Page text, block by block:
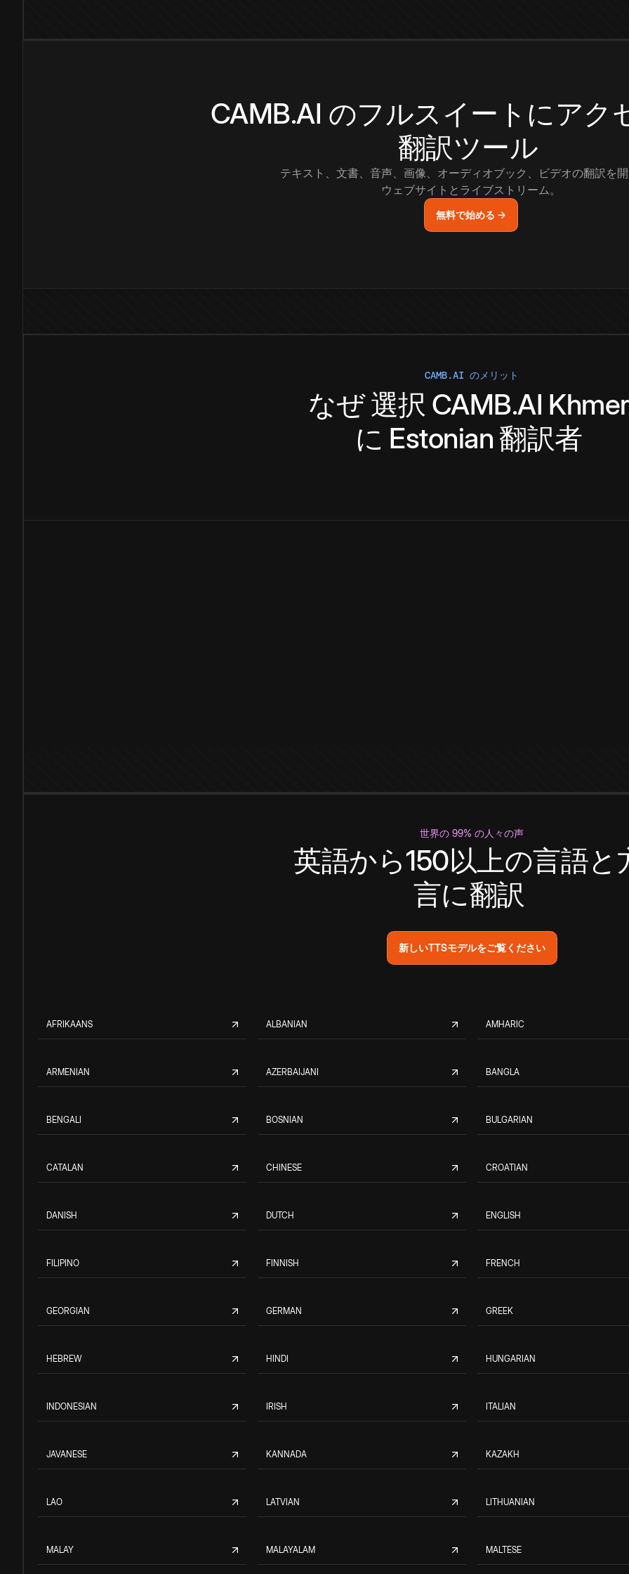
CAMB.AI のフルスイートにアク
翻訳ツール
テキスト、文書、音声、画像、オーディオブック、ビデオの翻訳を
ウェブサイトとライブストリーム。
無料で始める →
CAMB.AI のメリット
なぜ選択 CAMB.AI Khmer
に Estonian 翻訳者
世界の 99% の人々の声
英語から150以上の言語と
言に翻訳
新しいTTSモデルをご覧ください
AFRIKAANS ALBANIAN AMHARIC
ARMENIAN AZERBAIJANI BANGLA
BENGALI BOSNIAN BULGARIAN
CATALAN CHINESE CROATIAN
DANISH DUTCH ENGLISH
FILIPINO FINNISH FRENCH
GEORGIAN GERMAN GREEK
HEBREW HINDI HUNGARIAN
INDONESIAN IRISH ITALIAN
JAVANESE KANNADA KAZAKH
LAO LATVIAN LITHUANIAN
MALAY MALAYALAM MALTESE